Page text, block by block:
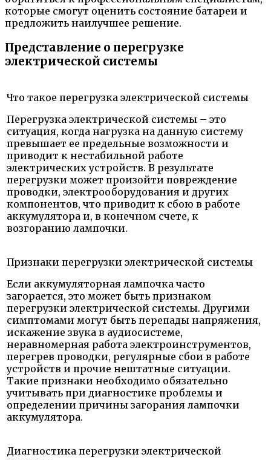
которые смогут оценить состояние батареи и
предложить наилучшее решение.
Представление о перегрузке
электрической системы
Что такое перегрузка электрической системы
Перегрузка электрической системы – это
ситуация, когда нагрузка на данную систему
превышает ее предельные возможности и
приводит к нестабильной работе
электрических устройств. В результате
перегрузки может произойти повреждение
проводки, электрооборудования и других
компонентов, что приводит к сбою в работе
аккумулятора и, в конечном счете, к
возгоранию лампочки.
Признаки перегрузки электрической системы
Если аккумуляторная лампочка часто
загорается, это может быть признаком
перегрузки электрической системы. Другими
симптомами могут быть перепады напряжения,
искажение звука в аудиосистеме,
неравномерная работа электроинструментов,
перегрев проводки, регулярные сбои в работе
устройств и прочие нештатные ситуации.
Такие признаки необходимо обязательно
учитывать при диагностике проблемы и
определении причины загорания лампочки
аккумулятора.
Диагностика перегрузки электрической